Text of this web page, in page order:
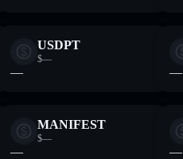
USDPT
$—
— —
MANIFEST
$—
— —